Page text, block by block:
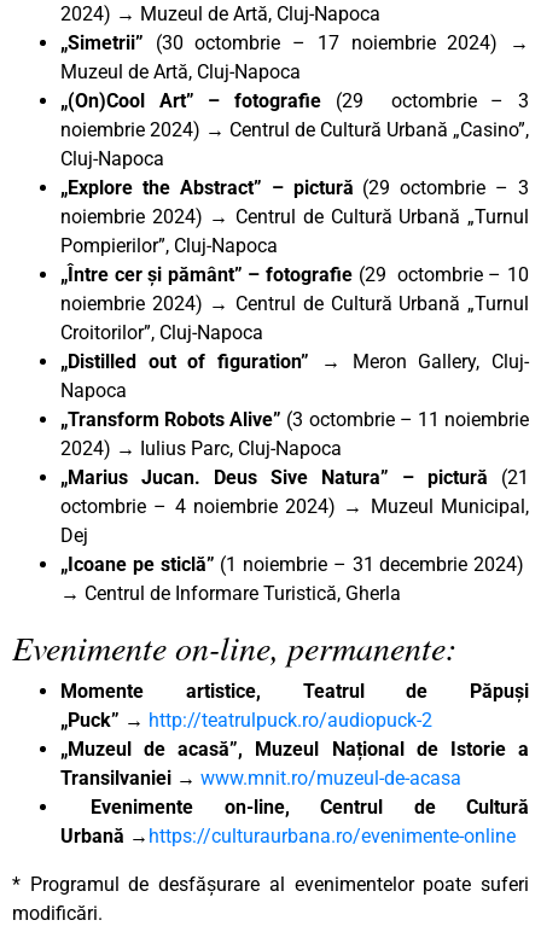
2024) → Muzeul de Artă, Cluj-Napoca
„Simetrii” (30 octombrie – 17 noiembrie 2024) →
Muzeul de Artă, Cluj-Napoca
„(On)Cool Art” – fotografie (29 octombrie – 3
noiembrie 2024) → Centrul de Cultură Urbană „Casino”,
Cluj-Napoca
„Explore the Abstract” – pictură (29 octombrie – 3
noiembrie 2024) → Centrul de Cultură Urbană „Turnul
Pompierilor”, Cluj-Napoca
„Între cer și pământ” – fotografie (29 octombrie – 10
noiembrie 2024) → Centrul de Cultură Urbană „Turnul
Croitorilor”, Cluj-Napoca
„Distilled out of figuration” → Meron Gallery, Cluj-
Napoca
„Transform Robots Alive” (3 octombrie – 11 noiembrie
2024) → Iulius Parc, Cluj-Napoca
„Marius Jucan. Deus Sive Natura”
– pictură (21
octombrie – 4 noiembrie 2024) → Muzeul Municipal,
Dej
„Icoane pe sticlă” (1 noiembrie – 31 decembrie 2024)
→ Centrul de Informare Turistică, Gherla
Evenimente on-line, permanente:
Momente artistice, Teatrul de Păpuși
„Puck” → http://teatrulpuck.ro/audiopuck-2
„Muzeul de acasă”, Muzeul Național de Istorie a
Transilvaniei → www.mnit.ro/muzeul-de-acasa
Evenimente on-line, Centrul de Cultură
Urbană → https://culturaurbana.ro/evenimente-online
* Programul de desfășurare al evenimentelor poate suferi
modificări.